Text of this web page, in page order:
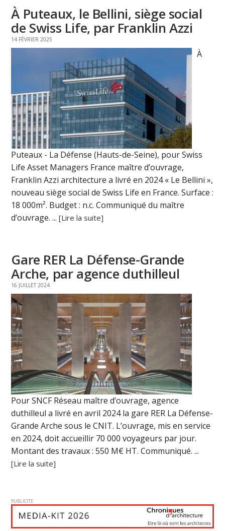
À Puteaux, le Bellini, siège social
de Swiss Life, par Franklin Azzi
14 FÉVRIER 2025
À
Puteaux - La Défense (Hauts-de-Seine), pour Swiss
Life Asset Managers France maître d’ouvrage,
Franklin Azzi architecture a livré en 2024 « Le Bellini »,
nouveau siège social de Swiss Life en France. Surface :
18 000m². Budget : n.c. Communiqué du maître
d’ouvrage. ...[Lire la suite]
Gare RER La Défense-Grande
Arche, par agence duthilleul
16 JUILLET 2024
Pour SNCF Réseau maître d’ouvrage, agence
duthilleul a livré en avril 2024 la gare RER La Défense-
Grande Arche sous le CNIT. L’ouvrage, mis en service
en 2024, doit accueillir 70 000 voyageurs par jour.
Montant des travaux : 550 M€ HT. Communiqué. ...
[Lire la suite]
PUBLICITE